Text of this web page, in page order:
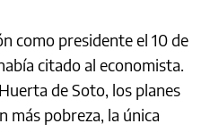
como presidente el 10 de
citado al economista.
de Soto, los planes
más pobreza, la única